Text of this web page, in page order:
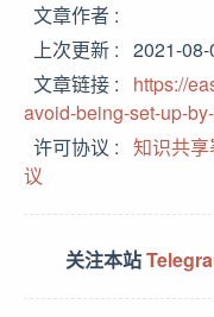
文章作者
上次更新
2021-
文章链接
https://
avoid-being-set-up-
许可协议
知识共
议
关注本站